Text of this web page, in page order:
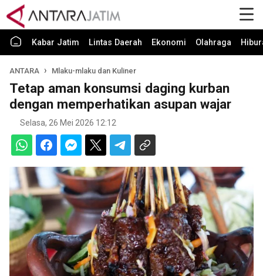
Kabar Jatim Lintas Daerah Ekonomi Olahraga
ANTARA Mlaku-mlaku dan Kuliner
Tetap aman konsumsi daging kurban
dengan memperhatikan asupan wajar
Selasa, 26 Mei 2026 12:12